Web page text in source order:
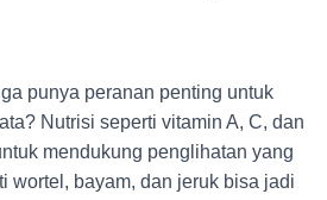
punya peranan penting untuk
Nutrisi seperti vitamin A, C, dan
mendukung penglihatan yang
wortel, bayam, dan jeruk bisa jadi